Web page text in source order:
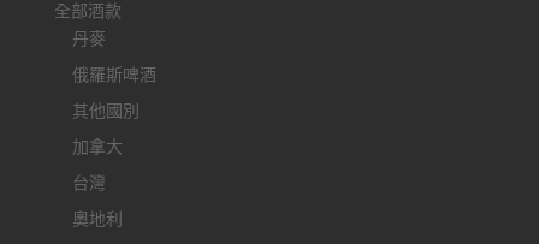
全部酒款
丹麥
俄羅斯啤酒
其他國別
加拿大
台灣
奧地利